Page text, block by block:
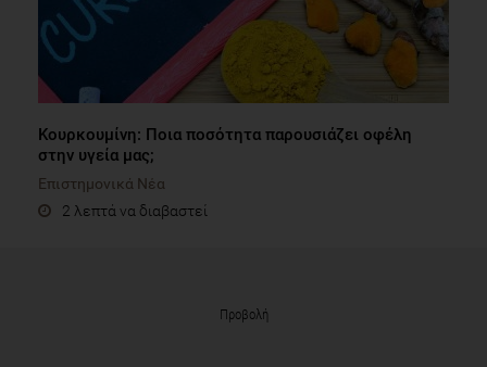
Κουρκουμίνη: Ποια ποσότητα παρουσιάζει οφέλη
στην υγεία μας;
Επιστημονικά Νέα
2 λεπτά να διαβαστεί
Προβολή